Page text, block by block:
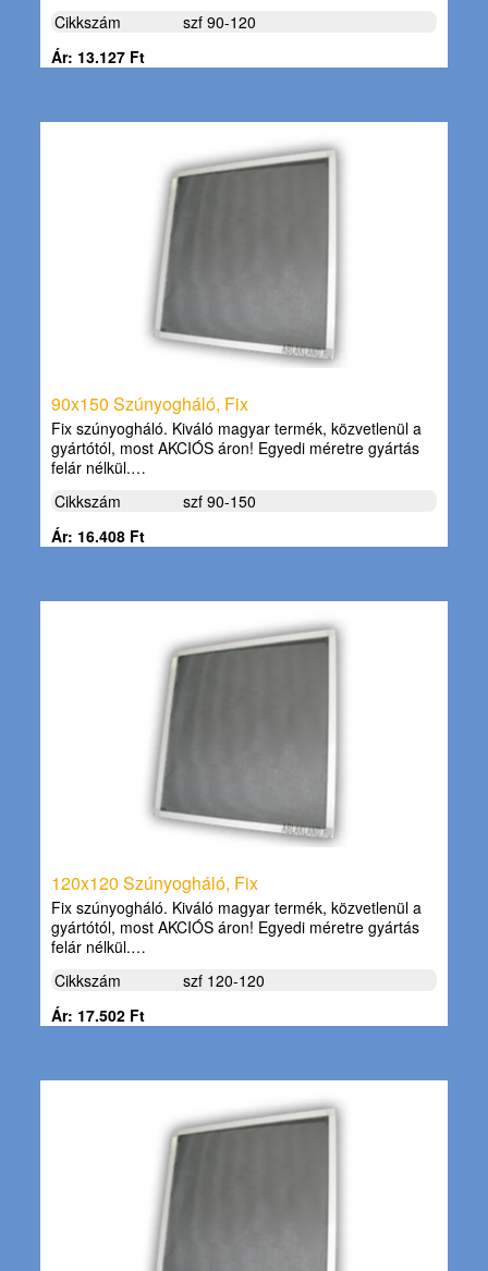
Cikkszám
szf 90-120
Ár: 13.127 Ft
90x150 Szúnyogháló, Fix
Fix szúnyogháló. Kiváló magyar termék, közvetlenül a
gyártótól, most AKCIÓS áron! Egyedi méretre gyártás
felár nélkül.…
Cikkszám
szf 90-150
Ár: 16.408 Ft
120x120 Szúnyogháló, Fix
Fix szúnyogháló. Kiváló magyar termék, közvetlenül a
gyártótól, most AKCIÓS áron! Egyedi méretre gyártás
felár nélkül.…
Cikkszám
szf 120-120
Ár: 17.502 Ft